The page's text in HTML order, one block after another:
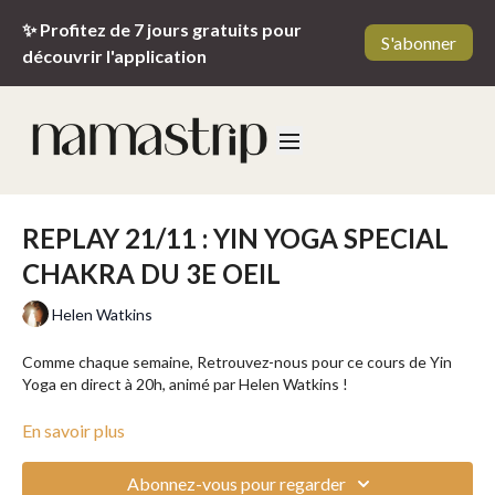
✨ Profitez de 7 jours gratuits pour
découvrir l'application
S'abonner
REPLAY 21/11 : YIN YOGA SPECIAL
CHAKRA DU 3E OEIL
Helen Watkins
Comme chaque semaine, Retrouvez-nous pour ce cours de Yin
Yoga en direct à 20h, animé par Helen Watkins !
Ce jeudi 21 novembre, retrouvez Helen pour un live Yin Yoga
En savoir plus
Abonnez-vous pour regarder